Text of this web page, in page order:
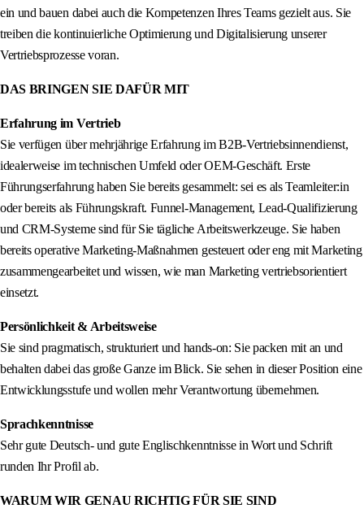
ein und bauen dabei auch die Kompetenzen Ihres Teams gezielt aus. Sie
treiben die kontinuierliche Optimierung und Digitalisierung unserer
Vertriebsprozesse voran.
DAS BRINGEN SIE DAFÜR MIT
Erfahrung im Vertrieb
Sie verfügen über mehrjährige Erfahrung im B2B-Vertriebsinnendienst,
idealerweise im technischen Umfeld oder OEM-Geschäft. Erste
Führungserfahrung haben Sie bereits gesammelt: sei es als Teamleiter:in
oder bereits als Führungskraft. Funnel-Management, Lead-Qualifizierung
und CRM-Systeme sind für Sie tägliche Arbeitswerkzeuge. Sie haben
bereits operative Marketing-Maßnahmen gesteuert oder eng mit Marketing
zusammengearbeitet und wissen, wie man Marketing vertriebsorientiert
einsetzt.
Persönlichkeit & Arbeitsweise
Sie sind pragmatisch, strukturiert und hands-on: Sie packen mit an und
behalten dabei das große Ganze im Blick. Sie sehen in dieser Position eine
Entwicklungsstufe und wollen mehr Verantwortung übernehmen.
Sprachkenntnisse
Sehr gute Deutsch- und gute Englischkenntnisse in Wort und Schrift
runden Ihr Profil ab.
WARUM WIR GENAU RICHTIG FÜR SIE SIND